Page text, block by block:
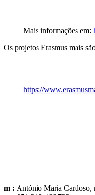
Mais informações em:
Os projetos Erasmus mais
https://
m : António Maria Cardoso,